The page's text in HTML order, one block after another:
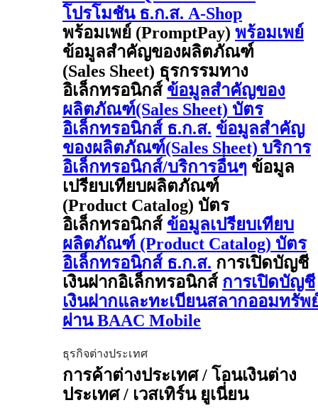
โปรโมชัน ธ.ก.ส. A-Shop
พร้อมเพย์ (PromptPay) พร้อมเพย์
ข้อมูลสำคัญของผลิตภัณฑ์
(Sales Sheet) ธุรกรรมทาง
อิเล็กทรอนิกส์ ข้อมูลสำคัญของ
ผลิตภัณฑ์(Sales Sheet) บัตร
อิเล็กทรอนิกส์ ธ.ก.ส. ข้อมูลสำคัญ
ของผลิตภัณฑ์(Sales Sheet) บริการ
อิเล็กทรอนิกส์/บริการอื่นๆ ข้อมูล
เปรียบเทียบผลิตภัณฑ์
(Product Catalog) บัตร
อิเล็กทรอนิกส์ ข้อมูลเปรียบเทียบ
ผลิตภัณฑ์ (Product Catalog) บัตร
อิเล็กทรอนิกส์ ธ.ก.ส. การเปิดบัญชี
เงินฝากอิเล็กทรอนิกส์ การเปิดบัญชี
เงินฝากและทะเบียนสลากออมทรัพ
ผ่าน BAAC Mobile
ธุรกิจต่างประเทศ
การค้าต่างประเทศ / โอนเงินต่าง
ประเทศ / เวสเทิร์น ยูเนี่ยน